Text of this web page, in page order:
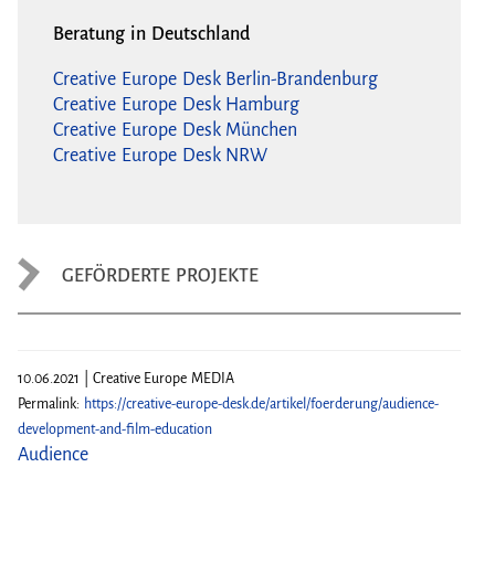
Beratung in Deutschland
Creative Europe Desk Berlin-Brandenburg
Creative Europe Desk Hamburg
Creative Europe Desk München
Creative Europe Desk NRW
GEFÖRDERTE PROJEKTE
10.06.2021 | Creative Europe MEDIA
Permalink: https://creative-europe-desk.de/artikel/foerderung/audience-
development-and-film-education
Audience